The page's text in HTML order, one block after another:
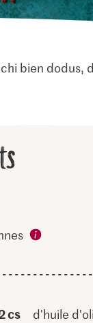
bien dodus,
cs d'huile